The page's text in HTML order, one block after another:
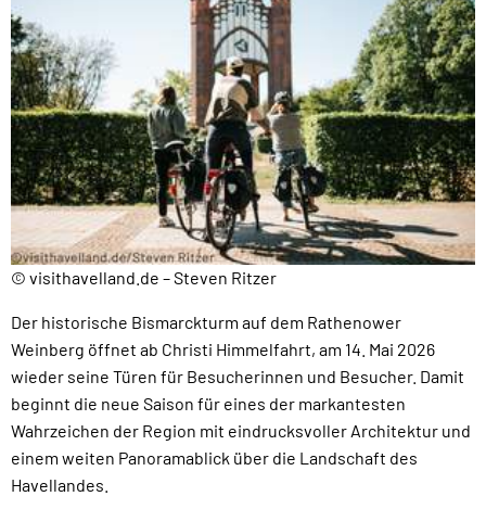
© visithavelland.de – Steven Ritzer
Der historische Bismarckturm auf dem Rathenower
Weinberg öffnet ab Christi Himmelfahrt, am 14. Mai 2026
wieder seine Türen für Besucherinnen und Besucher. Damit
beginnt die neue Saison für eines der markantesten
Wahrzeichen der Region mit eindrucksvoller Architektur und
einem weiten Panoramablick über die Landschaft des
Havellandes.